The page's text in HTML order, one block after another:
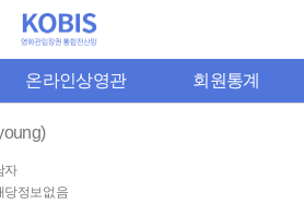
온라인상영관 회원통계
자
당정보없음